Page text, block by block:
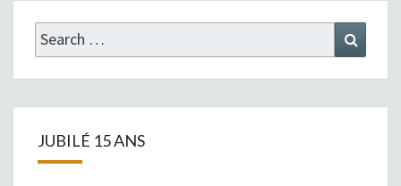
Search
for:
JUBILÉ 15 ANS